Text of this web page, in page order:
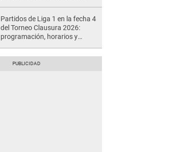
Partidos de Liga 1 en la fecha 4
del Torneo Clausura 2026:
programación, horarios y